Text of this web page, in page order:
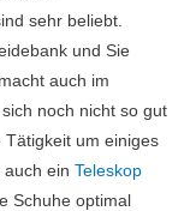
sehr beliebt.
und Sie
auch im
noch nicht so gut
Tätigkeit um einiges
ein Teleskop
Schuhe optimal